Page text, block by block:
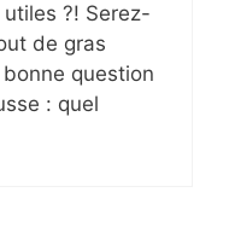
?! Serez-
de gras
question
: quel